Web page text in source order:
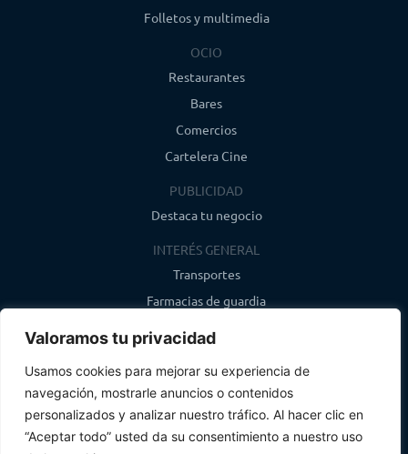
Valoramos tu privacidad
Usamos cookies para mejorar su experiencia de
navegación, mostrarle anuncios o contenidos
personalizados y analizar nuestro tráfico. Al hacer clic en
“Aceptar todo” usted da su consentimiento a nuestro uso
Folletos y multimedia
OCIO
Restaurantes
Bares
Comercios
Cartelera Cine
PUBLICIDAD
Destaca tu negocio
INTERÉS GENERAL
Transportes
Farmacias de guardia
CONTACTO
info@infosegovia.com